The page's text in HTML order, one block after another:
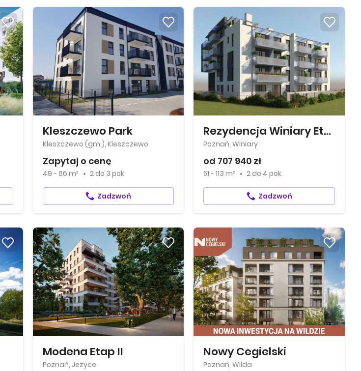
Kleszczewo Park
Kleszczewo (gm.), Kleszczewo
Zapytaj o cenę
49 - 66 m² 2do 3 pok.
Zadzwoń
Rezydencja Winiary Etap II
Poznań, Winiary
od 707 940 zł
51 - 113 m² 2 do 4 pok.
Zadzwoń
Modena Etap II
Poznań, Jeżyce
Nowy Cegielski
Poznań, Wilda